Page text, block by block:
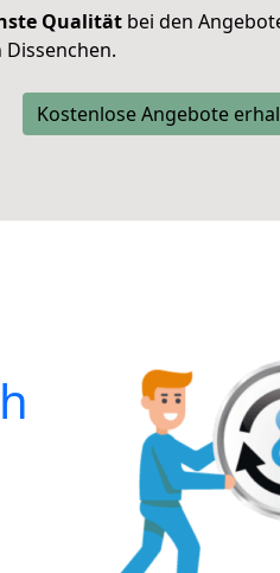
Qualität bei den
Kostenlose Angebote